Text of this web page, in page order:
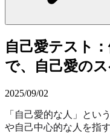
自己愛テスト
で、自己愛の
2025/09/02
「自己愛的な人」とい
や自己中心的な人を指